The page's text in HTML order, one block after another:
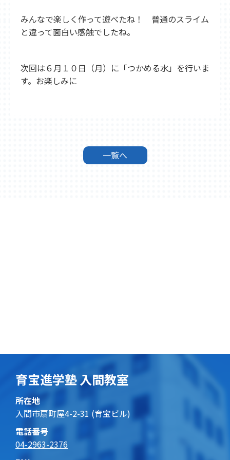
みんなで楽しく作って遊べたね！ 普通のスライム
と違って面白い感触でしたね。
次回は６月１０日（月）に「つかめる水」を行いま
す。お楽しみに
一覧へ
育宝進学塾 入間教室
所在地
入間市扇町屋4-2-31 (育宝ビル)
電話番号
04-2963-2376